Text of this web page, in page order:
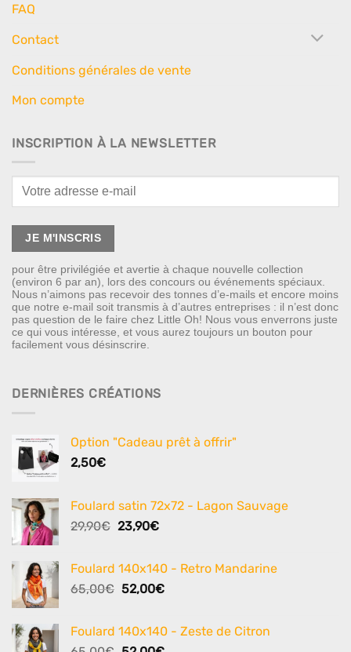
FAQ
Contact
Conditions générales de vente
Mon compte
INSCRIPTION À LA NEWSLETTER
pour être privilégiée et avertie à chaque nouvelle collection
(environ 6 par an), lors des concours ou événements spéciaux.
Nous n’aimons pas recevoir des tonnes d’e-mails et encore moins
que notre e-mail soit transmis à d’autres entreprises : il n’est donc
pas question de le faire chez Little Oh! Nous vous enverrons juste
ce qui vous intéresse, et vous aurez toujours un bouton pour
facilement vous désinscrire.
DERNIÈRES CRÉATIONS
Option "Cadeau prêt à offrir"
2,50€
Foulard satin 72x72 - Lagon Sauvage
29,90€ Le
était :
29,90€.
23,90€Le
est :
23,90€.
Foulard 140x140 - Retro Mandarine
65,00€ Le
était :
52,00€Le
est :
Foulard 140x140 - Zeste de Citron